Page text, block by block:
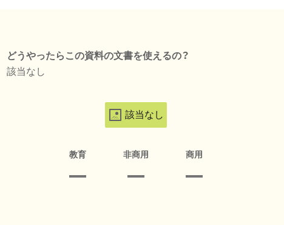
どうやったらこの資料の文書を使えるの？
該当なし
該当なし
教育 非商用 商用